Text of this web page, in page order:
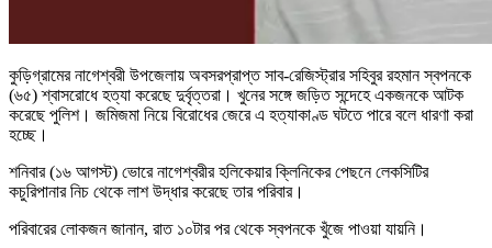
কুড়িগ্রামের নাগেশ্বরী উপজেলায় অবসরপ্রাপ্ত সাব-রেজিস্ট্রার সহিবুর রহমান স্বপনকে
(৬৫) শ্বাসরোধে হত্যা করেছে দুর্বৃত্তরা। খুনের সঙ্গে জড়িত সন্দেহে একজনকে আটক
করেছে পুলিশ। জমিজমা নিয়ে বিরোধের জেরে এ হত্যাকাণ্ড ঘটতে পারে বলে ধারণা করা
হচ্ছে।
শনিবার (১৬ আগস্ট) ভোরে নাগেশ্বরীর হলিকেয়ার ক্লিনিকের পেছনে লেকসিটির
কচুরিপানার নিচ থেকে লাশ উদ্ধার করেছে তার পরিবার।
পরিবারের লোকজন জানান, রাত ১০টার পর থেকে স্বপনকে খুঁজে পাওয়া যায়নি।